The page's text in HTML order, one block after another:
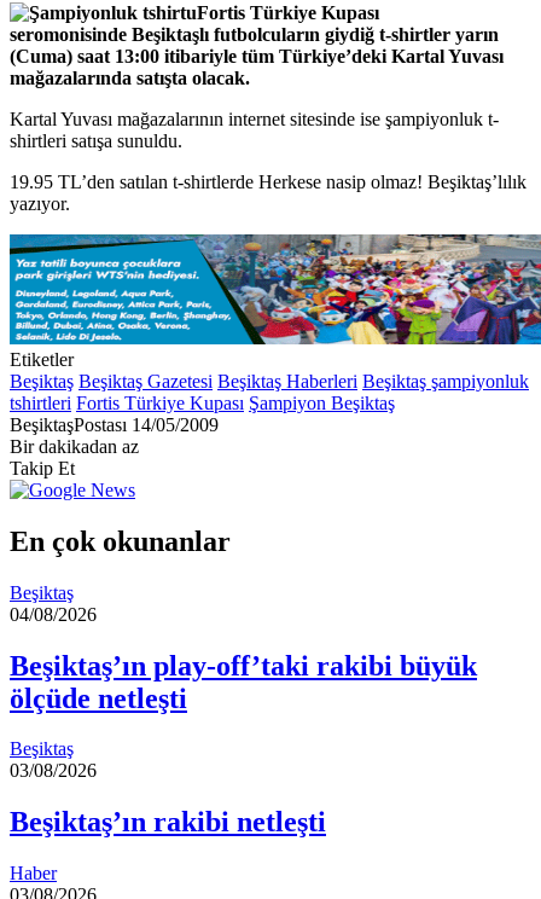
Fortis Türkiye Kupası
seromonisinde Beşiktaşlı futbolcuların giydiğ t-shirtler yarın
(Cuma) saat 13:00 itibariyle tüm Türkiye’deki Kartal Yuvası
mağazalarında satışta olacak.
Kartal Yuvası mağazalarının internet sitesinde ise şampiyonluk t-
shirtleri satışa sunuldu.
19.95 TL’den satılan t-shirtlerde Herkese nasip olmaz! Beşiktaş’lılık
yazıyor.
Etiketler
Beşiktaş Beşiktaş Gazetesi Beşiktaş Haberleri Beşiktaş şampiyonluk
tshirtleri Fortis Türkiye Kupası Şampiyon Beşiktaş
BeşiktaşPostası Bir
e-
göndermek
14/05/2009
Bir dakikadan az
Takip Et
En çok okunanlar
Beşiktaş
04/08/2026
Beşiktaş’ın play-off’taki rakibi büyük
ölçüde netleşti
Beşiktaş
03/08/2026
Beşiktaş’ın rakibi netleşti
Haber